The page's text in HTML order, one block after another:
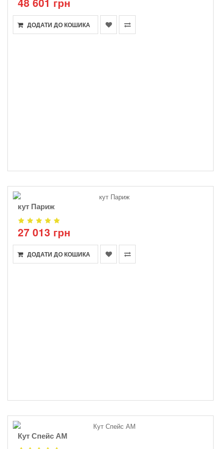
ДОДАТИ ДО КОШИКА
кут Париж
27 013 грн
ДОДАТИ ДО КОШИКА
Кут Спейс АМ